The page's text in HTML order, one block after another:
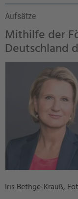
Aufsätze
Mithilfe der
Deutschland
Iris Bethge-Krauß,